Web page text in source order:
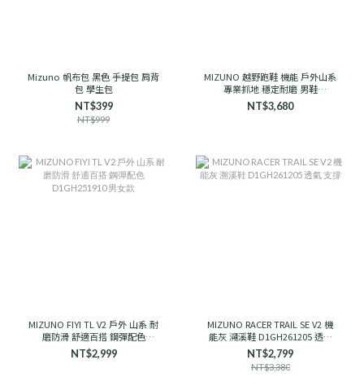
Mizuno 帆布包 黑色 手提包 肩背
包 學生包
NT$399
NT$999
MIZUNO 越野跑鞋 機能 戶外山系
專業抓地 穩定耐磨 男鞋
D1GH241906 石岩灰
NT$3,680
MIZUNO FIYI TL V2 戶外 山系 耐
磨防滑 舒適百搭 鋼彈配色
D1GH251910 男女款
NT$2,999
MIZUNO RACER TRAIL SE V2 機
能灰 溯溪鞋 D1GH261205 透氣
支撐
NT$2,799
NT$3,380